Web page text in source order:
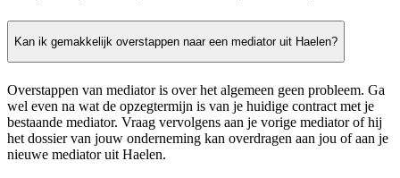
Kan ik gemakkelijk overstappen naar een mediator uit Haelen?
Overstappen van mediator is over het algemeen geen probleem. Ga
wel even na wat de opzegtermijn is van je huidige contract met je
bestaande mediator. Vraag vervolgens aan je vorige mediator of hij
het dossier van jouw onderneming kan overdragen aan jou of aan je
nieuwe mediator uit Haelen.